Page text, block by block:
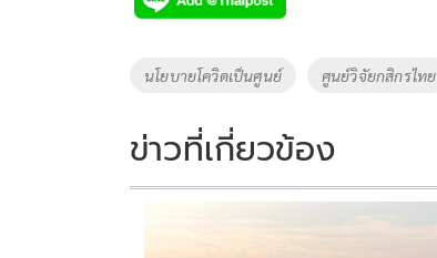
b
o
k
er y
Li
k
Tags
นโยบายโควิดเป็นศูนย์ ศูนย์วิจัยกสิกรไทย
ข่าวที่เกี่ยวข้อง